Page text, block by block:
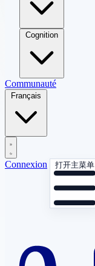
Cognition
Communauté
Français
Connexion 打开主菜单